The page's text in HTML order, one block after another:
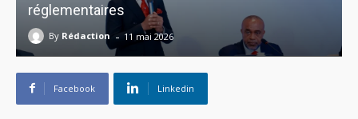
réglementaires
By Rédaction - 11 mai 2026
Facebook Linkedin